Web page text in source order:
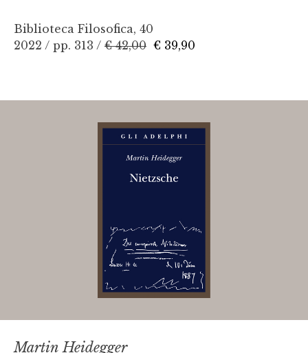
Biblioteca Filosofica, 40
2022 / pp. 313 / € 42,00 € 39,90
Martin Heidegger